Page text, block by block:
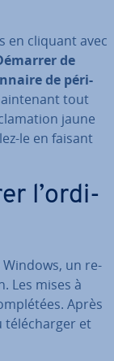
en cliquant avec
de
de pé­ri­
tout
jaune
le en faisant
l’or­di­
Windows, un re­
Les mises à
Après
té­lé­char­ger et